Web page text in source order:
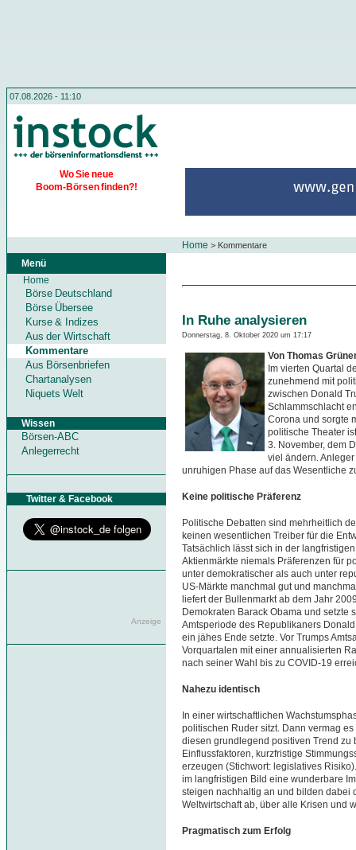
07.08.2026 - 11:10
Wo Sie neue
Boom-Börsen finden?!
Home > Kommentare
Menü
Home
Börse Deutschland
Börse Übersee
Kurse & Indizes
Aus der Wirtschaft
Kommentare
Aus Börsenbriefen
Chartanalysen
Niquets Welt
Wissen
Börsen-ABC
Anlegerrecht
Twitter & Facebook
Anzeige
In Ruhe analysieren
Donnerstag, 8. Oktober 2020 um 17:17
Von Thomas
Im vierten Quartal
zunehmend mit
zwischen Donald
Schlammschlacht
Corona und sorgte
politische Theater
3. November, dem
viel ändern.
unruhigen Phase auf das Wesentliche
Keine politische Präferenz
Politische Debatten sind mehrheitlich
keinen wesentlichen Treiber für die
Tatsächlich lässt sich in der
Aktienmärkte niemals Präferenzen für
unter demokratischer als auch unter
US-Märkte manchmal gut und
liefert der Bullenmarkt ab dem Jahr
Demokraten Barack Obama und setzte
Amtsperiode des Republikaners
ein jähes Ende setzte. Vor Trumps
Vorquartalen mit einer annualisierten
nach seiner Wahl bis zu COVID-19
Nahezu identisch
In einer wirtschaftlichen
politischen Ruder sitzt. Dann vermag
diesen grundlegend positiven Trend zu
Einflussfaktoren, kurzfristige
erzeugen (Stichwort: legislatives
im langfristigen Bild eine wunderbare
steigen nachhaltig an und bilden dabei
Weltwirtschaft ab, über alle Krisen und
Pragmatisch zum Erfolg